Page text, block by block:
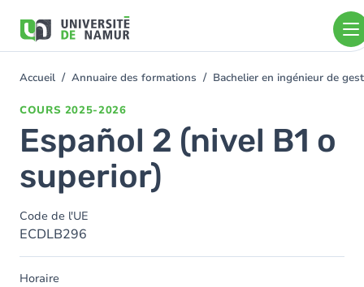
contenu
You
Accueil Annuaire des formations Bachelier en ingénieur de
COURS 2025-2026
Español 2 (nivel B1 o
superior)
Code de l'UE
ECDLB296
Horaire